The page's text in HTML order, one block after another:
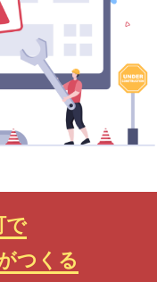
で
つくる